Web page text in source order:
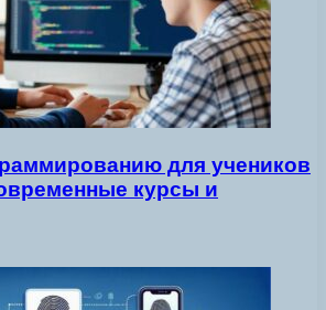
для учеников
курсы и